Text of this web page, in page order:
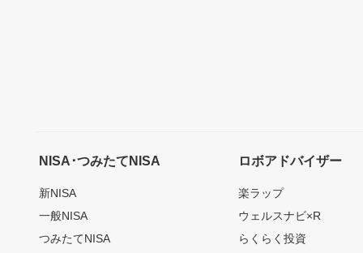
NISA･つみたてNISA
新NISA
一般NISA
つみたてNISA
ロボアドバイザー
楽ラップ
ウェルスナビ×R
らくらく投資